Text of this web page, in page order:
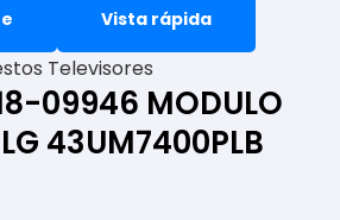
Vista rápida
Televisores
09946 MODULO
43UM7400PLB